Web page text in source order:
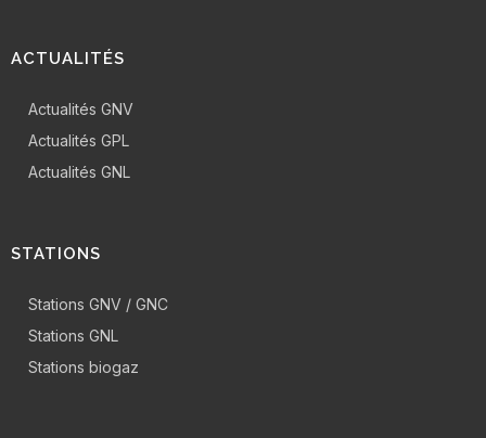
ACTUALITÉS
Actualités GNV
Actualités GPL
Actualités GNL
STATIONS
Stations GNV / GNC
Stations GNL
Stations biogaz